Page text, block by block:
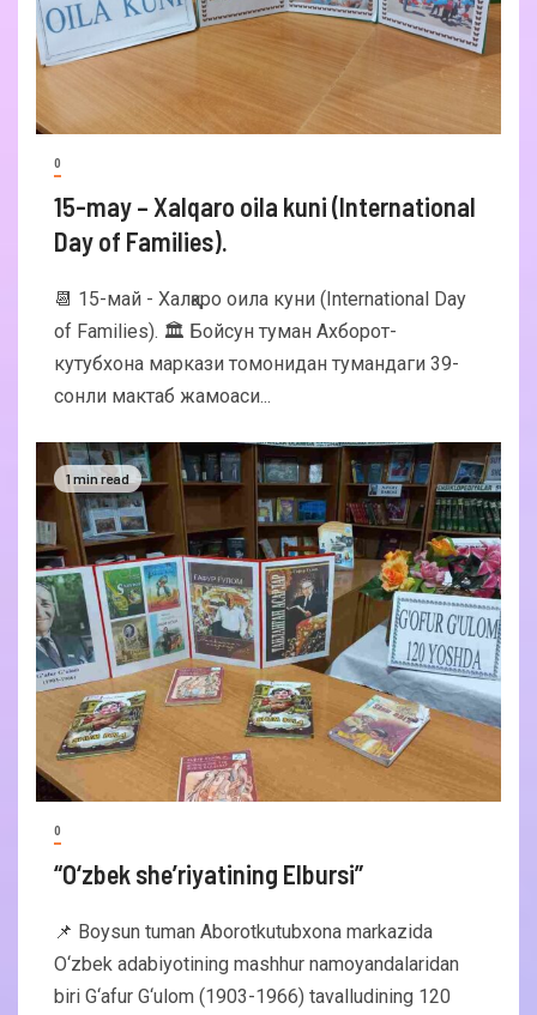
0
15-may – Xalqaro oila kuni (International
Day of Families).
📆 15-май - Халқаро оила куни (International Day
of Families). 🏛 Бойсун туман Ахборот-
кутубхона маркази томонидан тумандаги 39-
сонли мактаб жамоаси...
1 min read
0
“O‘zbek she’riyatining Elbursi”
📌 Boysun tuman Aborotkutubxona markazida
O‘zbek adabiyotining mashhur namoyandalaridan
biri G‘afur G‘ulom (1903-1966) tavalludining 120